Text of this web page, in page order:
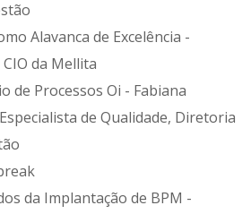
Alavanca de Excelência -
da Mellita
de Processos Oi - Fabiana
de Qualidade, Diretoria
da Implantação de BPM -